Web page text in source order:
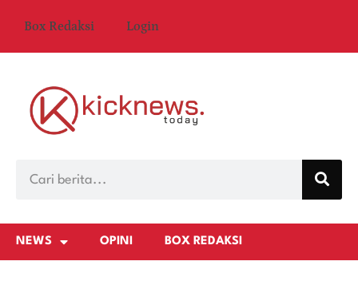
Box Redaksi Login
NEWS OPINI BOX REDAKSI